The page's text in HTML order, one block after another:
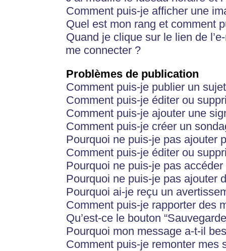
Comment puis-je afficher une
Quel est mon rang et comment
Quand je clique sur le lien de
me connecter ?
Problèmes de publication
Comment puis-je publier un
Comment puis-je éditer ou
Comment puis-je ajouter une
Comment puis-je créer un
Pourquoi ne puis-je pas ajouter
Comment puis-je éditer ou
Pourquoi ne puis-je pas
Pourquoi ne puis-je pas ajouter
Pourquoi ai-je reçu un
Comment puis-je rapporter des
Qu’est-ce le bouton
Pourquoi mon message a-t-il
Comment puis-je remonter mes